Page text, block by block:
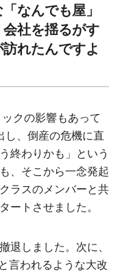
なんでも屋」
社を揺るがす
れたんですよ
クの影響もあって
し、倒産の危機に直
終わりかも」という
、そこから一念発起
ラスのメンバーと共
ートさせました。
退しました。次に、
言われるような大改